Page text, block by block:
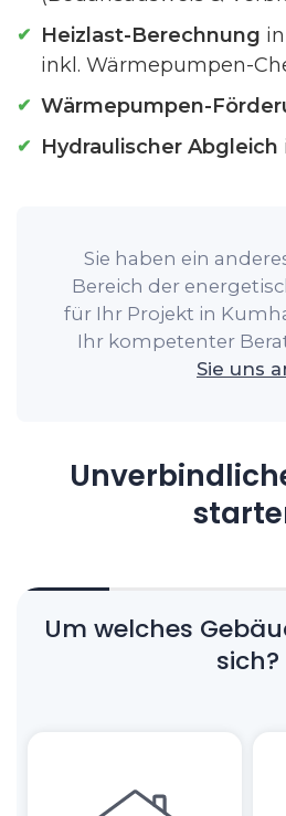
Heizlast-Berechnung
inkl. Wärmepumpen-
Wärmepumpen-
Hydraulischer Abgleich
Sie haben ein
Bereich der
für Ihr Projekt in
Ihr kompetenter
Sie uns